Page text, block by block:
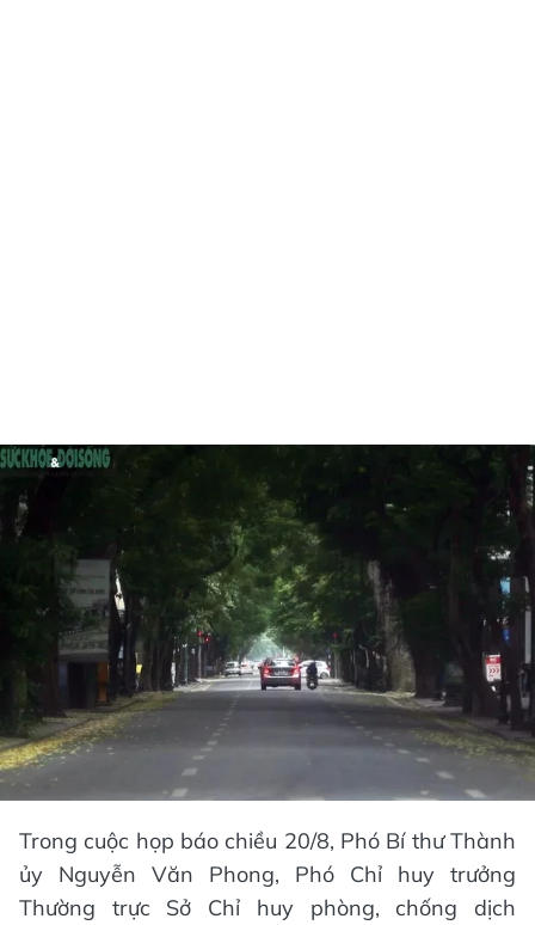
Trong cuộc họp báo chiều 20/8, Phó Bí thư Thành
ủy Nguyễn Văn Phong, Phó Chỉ huy trưởng
Thường trực Sở Chỉ huy phòng, chống dịch